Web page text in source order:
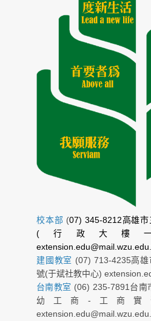
校本部 (07) 345-8212高雄
(行政大樓一
建國教室 (07) 713-4235高
號(于斌社教中心)
台南教室 (06) 235-7891台南
幼工商-工商